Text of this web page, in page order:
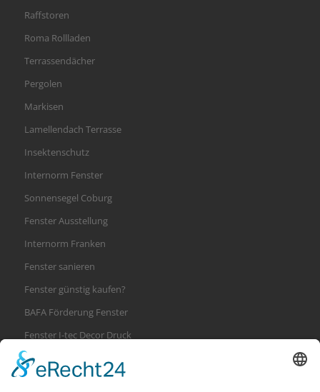
Raffstoren
Roma Rollladen
Terrassendächer
Pergolen
Markisen
Lamellendach Terrasse
Insektenschutz
Internorm Fenster
Sonnensegel Coburg
Fenster Ausstellung
Internorm Franken
Fenster sanieren
Fenster günstig kaufen?
BAFA Förderung Fenster
Fenster I-tec Decor Druck
Internorm i-tec secure Verriegelung